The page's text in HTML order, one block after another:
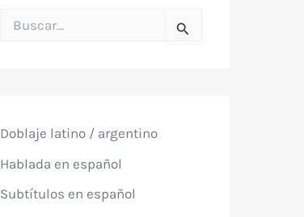
o
:
Doblaje latino / argentino
Hablada en español
Subtítulos en español